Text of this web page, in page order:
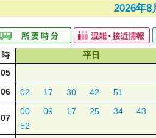
2026年8
時 平日
05
06
02 17 30 42 51
07
00 09 17 25 34
43
52